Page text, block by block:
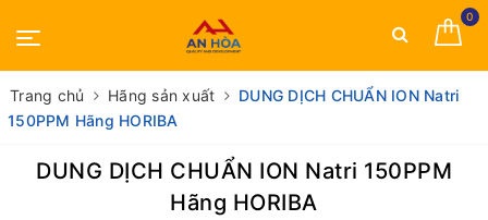
0
Trang chủ Hãng sản xuất
DUNG DỊCH CHUẨN ION Natri
150PPM Hãng HORIBA
DUNG DỊCH CHUẨN ION Natri 150PPM
Hãng HORIBA